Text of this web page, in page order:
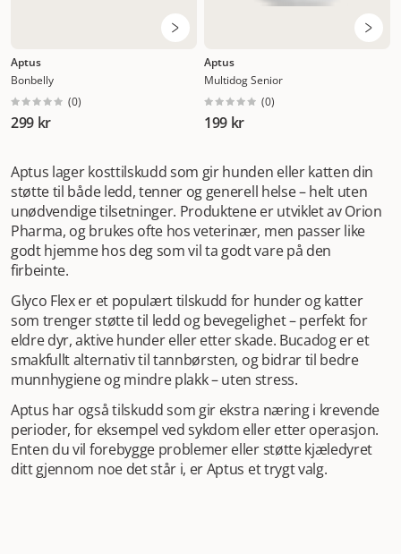
Aptus
Bonbelly
(0)
299 kr
Aptus
Multidog Senior
(0)
199 kr
Aptus lager kosttilskudd som gir hunden eller katten din
støtte til både ledd, tenner og generell helse – helt uten
unødvendige tilsetninger. Produktene er utviklet av Orion
Pharma, og brukes ofte hos veterinær, men passer like
godt hjemme hos deg som vil ta godt vare på den
firbeinte.
Glyco Flex er et populært tilskudd for hunder og katter
som trenger støtte til ledd og bevegelighet – perfekt for
eldre dyr, aktive hunder eller etter skade. Bucadog er et
smakfullt alternativ til tannbørsten, og bidrar til bedre
munnhygiene og mindre plakk – uten stress.
Aptus har også tilskudd som gir ekstra næring i krevende
perioder, for eksempel ved sykdom eller etter operasjon.
Enten du vil forebygge problemer eller støtte kjæledyret
ditt gjennom noe det står i, er Aptus et trygt valg.